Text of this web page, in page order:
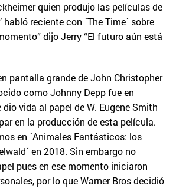
quien produjo las películas de
habló reciente con ´The Time´ sobre
dijo Jerry “El futuro aún está
pantalla grande de John Christopher
como Johnny Depp fue en
dio vida al papel de W. Eugene Smith
en la producción de esta película.
en ´Animales Fantásticos: los
en 2018. Sin embargo no
pues en ese momento iniciaron
por lo que Warner Bros decidió